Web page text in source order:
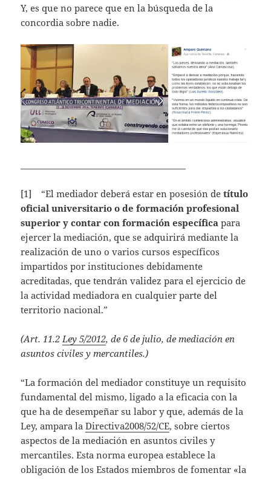
Y, es que no parece que en la búsqueda de la
concordia sobre nadie.
[1] “El mediador deberá estar en posesión detítulo
oficial universitario o de formación profesional
superior y contar con formación específica para
ejercer la mediación, que se adquirirá mediante la
realización de uno o varios cursos específicos
impartidos por instituciones debidamente
acreditadas, que tendrán validez para el ejercicio de
la actividad mediadora en cualquier parte del
territorio nacional.”
(Art. 11.2 Ley 5/2012, de 6 de julio, de mediación en
asuntos civiles y mercantiles.)
“La formación del mediador constituye un requisito
fundamental del mismo, ligado a la eficacia con la
que ha de desempeñar su labor y que, además de la
Ley, ampara laDirectiva2008/52/CE, sobre ciertos
aspectos de la mediación en asuntos civiles y
mercantiles. Esta norma europea establece la
obligación de los Estados miembros de fomentar «la